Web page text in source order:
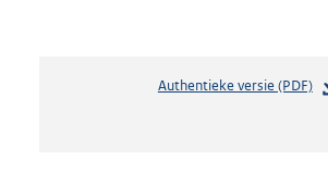
Authentieke versie (PDF)b